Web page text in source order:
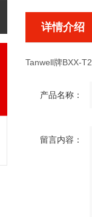
详情介绍
Tanwell牌BXX-
产品名称：
留言内容：